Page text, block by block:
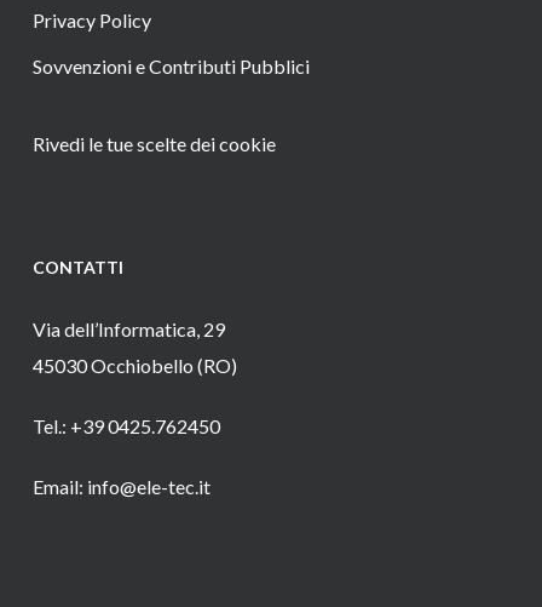
Privacy Policy
Sovvenzioni e Contributi Pubblici
Rivedi le tue scelte dei cookie
CONTATTI
Via dell’Informatica, 29
45030 Occhiobello (RO)
Tel.: +39 0425.762450
Email: info@ele-tec.it